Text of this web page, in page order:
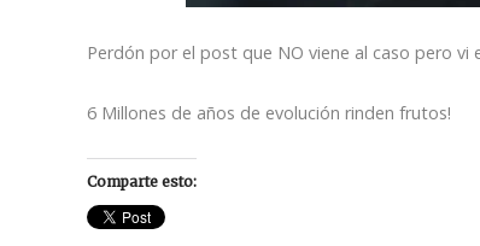
Perdón por el post que NO viene al caso pero
6 Millones de años de evolución rinden frutos!
Comparte esto: